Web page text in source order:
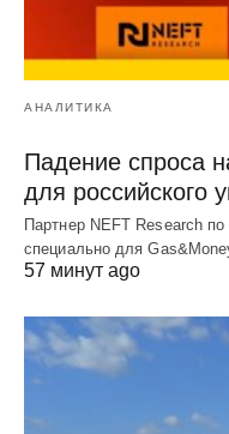
АНАЛИТИКА
Падение спроса
для российского
Партнер NEFT Research
специально для
57 минут ago